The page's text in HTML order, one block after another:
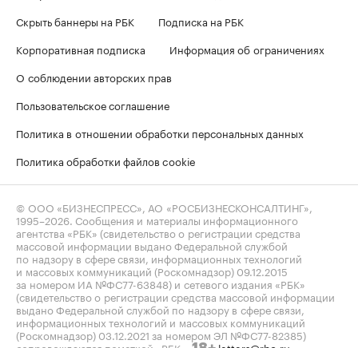
Скрыть баннеры на РБК
Подписка на РБК
Корпоративная подписка
Информация об ограничениях
О соблюдении авторских прав
Пользовательское соглашение
Политика в отношении обработки персональных данных
Политика обработки файлов cookie
© ООО «БИЗНЕСПРЕСС», АО «РОСБИЗНЕСКОНСАЛТИНГ»,
1995–2026 . Сообщения и материалы информационного
агентства «РБК» (свидетельство о регистрации средства
массовой информации выдано Федеральной службой
по надзору в сфере связи, информационных технологий
и массовых коммуникаций (Роскомнадзор) 09.12.2015
за номером ИА №ФС77-63848) и сетевого издания «РБК»
(свидетельство о регистрации средства массовой информации
выдано Федеральной службой по надзору в сфере связи,
информационных технологий и массовых коммуникаций
(Роскомнадзор) 03.12.2021 за номером ЭЛ №ФС77-82385)